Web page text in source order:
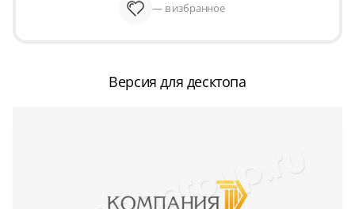
— в избранное
Версия для десктопа